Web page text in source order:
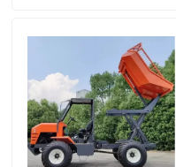
เครื่องจักรเกษตร
เครื่องจักรกลโลจิสติกส์